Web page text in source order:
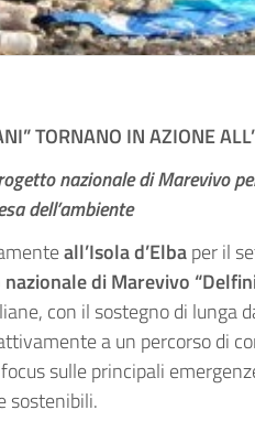
”TORNANO IN AZIONE
nazionale di Marevivo
dell’ambiente
all’Isola d’Elbaper il
di Marevivo
con il sostegno di lunga
a un percorso di
sulle principali
sostenibili.